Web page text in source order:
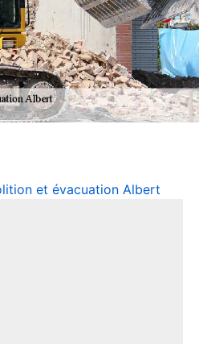
et évacuation Albert